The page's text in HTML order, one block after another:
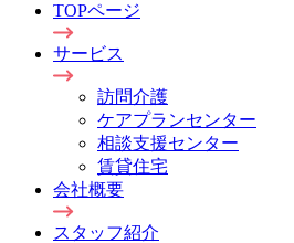
TOPページ
サービス
訪問介護
ケアプランセンター
相談支援センター
賃貸住宅
会社概要
スタッフ紹介